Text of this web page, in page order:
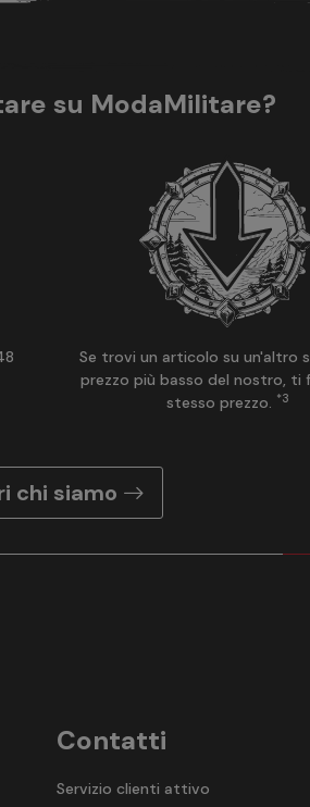
su ModaMilitare?
Se trovi un articolo su un'altro
prezzo più basso del nostro, ti
stesso prezzo. *3
chi siamo
Contatti
Servizio clienti attivo